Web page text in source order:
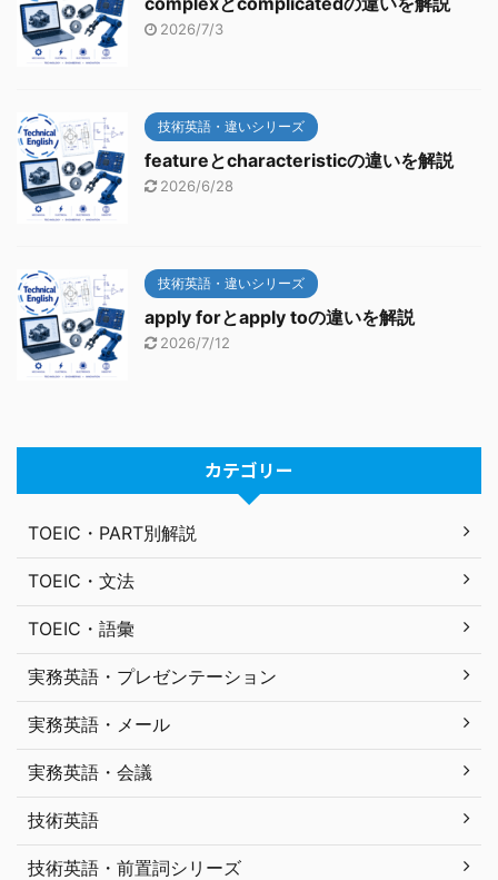
2026/7/3
技術英語・違いシリーズ
featureとcharacteristicの違いを解説
2026/6/28
技術英語・違いシリーズ
apply forとapply toの違いを解説
2026/7/12
カテゴリー
TOEIC・PART別解説
TOEIC・文法
TOEIC・語彙
実務英語・プレゼンテーション
実務英語・メール
実務英語・会議
技術英語
技術英語・前置詞シリーズ